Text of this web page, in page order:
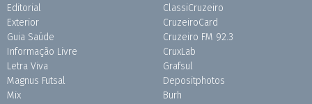
Editorial
Exterior
Guia Saúde
Informação Livre
Letra Viva
Magnus Futsal
Mix
ClassiCruzeiro
CruzeiroCard
Cruzeiro FM 92.3
CruxLab
Grafsul
Depositphotos
Burh